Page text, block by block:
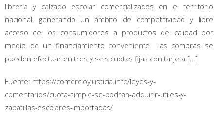
librería y calzado escolar comercializados en el territorio
nacional, generando un ámbito de competitividad y libre
acceso de los consumidores a productos de calidad por
medio de un financiamiento conveniente. Las compras se
pueden efectuar en tres y seis cuotas fijas con tarjeta […]
Fuente: https://comercioyjusticia.info/leyes-y-
comentarios/cuota-simple-se-podran-adquirir-utiles-y-
zapatillas-escolares-importadas/